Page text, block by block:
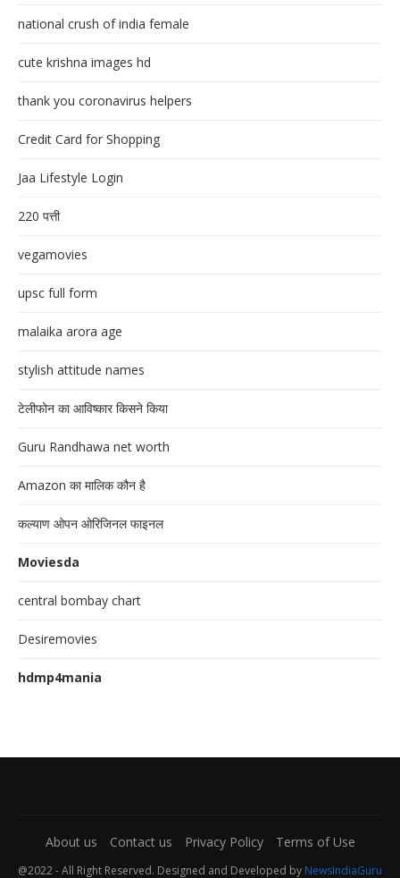
national crush of india female
cute krishna images hd
thank you coronavirus helpers
Credit Card for Shopping
Jaa Lifestyle Login
220 पत्ती
vegamovies
upsc full form
malaika arora age
stylish attitude names
टेलीफोन का आविष्कार किसने किया
Guru Randhawa net worth
Amazon का मालिक कौन है
कल्याण ओपन ओरिजिनल फाइनल
Moviesda
central bombay chart
Desiremovies
hdmp4mania
About us Contact us Privacy Policy Terms of Use
@2022 - All Right Reserved. Designed and Developed by NewsIndiaGuru